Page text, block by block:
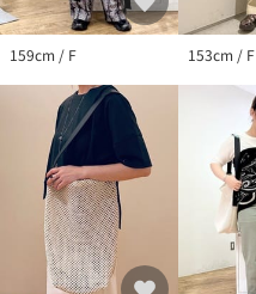
159cm / F 153cm / F